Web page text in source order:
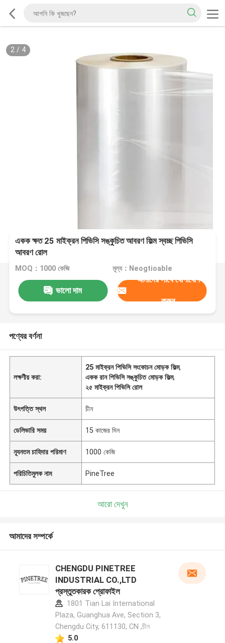
2/ 4
একক ক্ষত 25 মাইক্রন পিভিসি সঙ্কুচিত আবরণ ফিল্ম স্বচ্ছ পিভিসি
আবরণ রোল
MOQ：1000 কেজি মূল্য：Neogtioable
ভালো দাম
আমাদের সাথে যোগাযোগ
করুন
পণ্যের বর্ণনা
লক্ষণীয় করা:
25 মাইক্রন পিভিসি সংকোচন মোড়ক ফিল্ম,
একক রান পিভিসি সঙ্কুচিত মোড়ক ফিল্ম,
২৫ মাইক্রন পিভিসি রোল
উৎপত্তি স্থল চীন
ডেলিভারি সময় 15 কাজের দিন
ন্যূনতম চাহিদার পরিমাণ 1000 কেজি
পরিচিতিমুলক নাম PineTree
আরো দেখুন
আমাদের সম্পর্কে
CHENGDU PINETREE
INDUSTRIAL CO.,LTD
প্রস্তুতকারক প্রোফাইল
1801 Tian Lai International
Plaza, Guanghua Ave, Section 3,
Chengdu City, 611130, CN ,চীন
5.0